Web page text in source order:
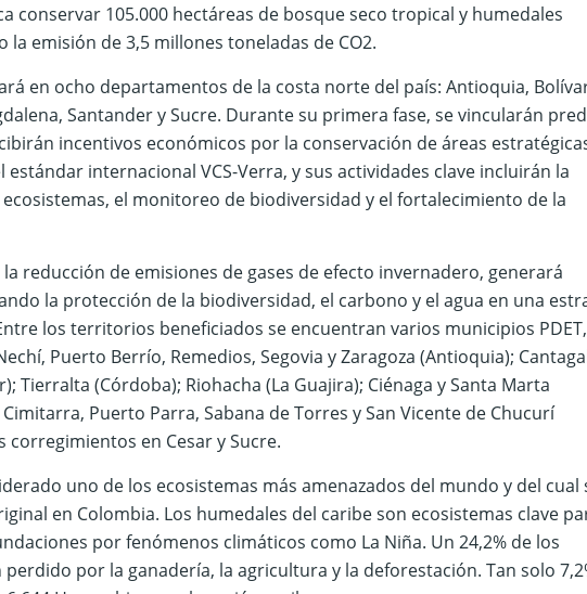
conservar 105.000 hectáreas de bosque seco tropical y humedales
la emisión de 3,5 millones toneladas de CO2.
en ocho departamentos de la costa norte del país: Antioquia,
Santander y Sucre. Durante su primera fase, se vincularán
incentivos económicos por la conservación de áreas
internacional VCS-Verra, y sus actividades clave incluirán la
el monitoreo de biodiversidad y el fortalecimiento de la
reducción de emisiones de gases de efecto invernadero, generará
la protección de la biodiversidad, el carbono y el agua en una
los territorios beneficiados se encuentran varios municipios PDET,
Puerto Berrío, Remedios, Segovia y Zaragoza (Antioquia);
Tierralta (Córdoba); Riohacha (La Guajira); Ciénaga y Santa Marta
Puerto Parra, Sabana de Torres y San Vicente de Chucurí
corregimientos en Cesar y Sucre.
uno de los ecosistemas más amenazados del mundo y del cual
en Colombia. Los humedales del caribe son ecosistemas clave
por fenómenos climáticos como La Niña. Un 24,2% de los
por la ganadería, la agricultura y la deforestación. Tan solo